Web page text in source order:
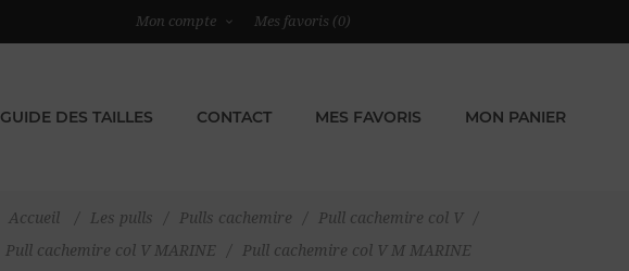
Mon compte Mes favoris (0)
GUIDE DES TAILLES CONTACT MES FAVORIS MON PANIER
Accueil / Les pulls / Pulls cachemire / Pull cachemire col V
/
Pull cachemire col V MARINE
/ Pull cachemire col V M MARINE